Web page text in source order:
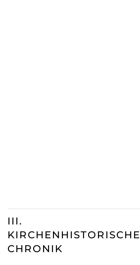
III.
KIRCHENHISTORISCHE
CHRONIK